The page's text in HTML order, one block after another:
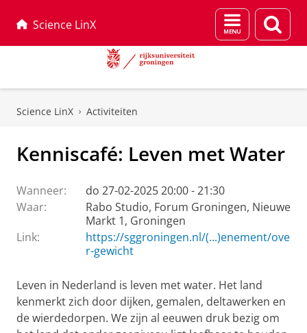
Science LinX
Menu
en
Science LinX Activiteiten
Kenniscafé: Leven met Water
Wanneer:
do 27-02-2025 20:00 - 21:30
Waar:
Rabo Studio, Forum Groningen, Nieuwe
Markt 1, Groningen
Link:
https://sggroningen.nl/(...)enement/ove
r-gewicht
Leven in Nederland is leven met water. Het land
kenmerkt zich door dijken, gemalen, deltawerken en
de wierdedorpen. We zijn al eeuwen druk bezig om